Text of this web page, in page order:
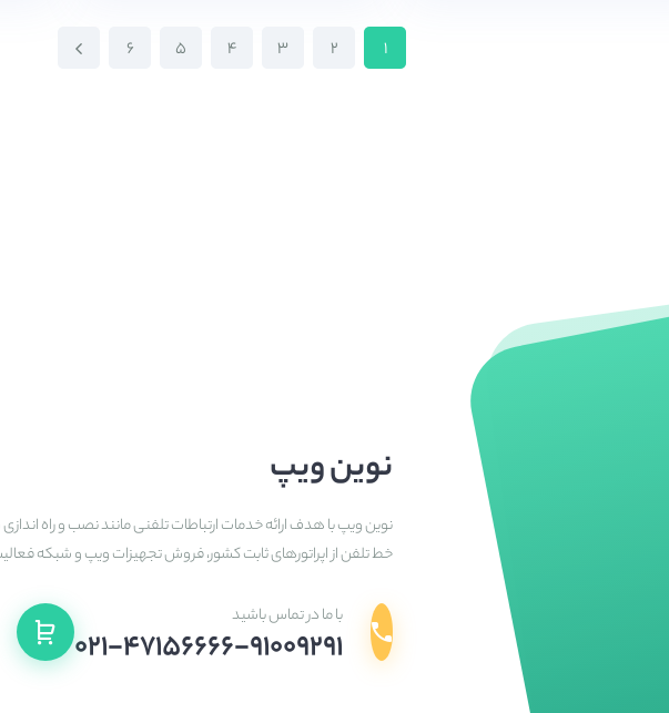
۱ ۲ ۳ ۴ ۵ ۶
نوین ویپ
نوین ویپ با هدف ارائه خدمات ارتباطات تلفنی مانند نصب و راه
خط تلفن از اپراتورهای ثابت کشور، فروش تجهیزات ویپ و شبکه
با ما در تماس باشید
۰۲۱-۴۷۱۵۶۶۶۶-۹۱۰۰۹۲۹۱